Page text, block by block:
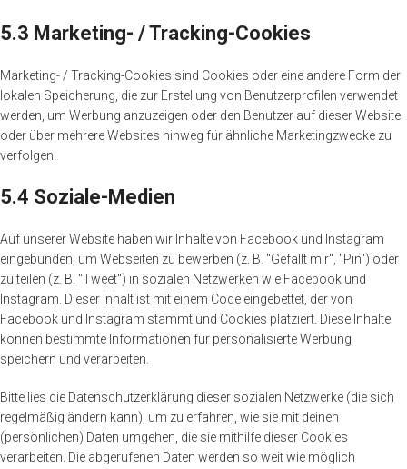
5.3 Marketing- / Tracking-Cookies
Marketing- / Tracking-Cookies sind Cookies oder eine andere Form der
lokalen Speicherung, die zur Erstellung von Benutzerprofilen verwendet
werden, um Werbung anzuzeigen oder den Benutzer auf dieser Website
oder über mehrere Websites hinweg für ähnliche Marketingzwecke zu
verfolgen.
5.4 Soziale-Medien
Auf unserer Website haben wir Inhalte von Facebook und Instagram
eingebunden, um Webseiten zu bewerben (z. B. "Gefällt mir", "Pin") oder
zu teilen (z. B. "Tweet") in sozialen Netzwerken wie Facebook und
Instagram. Dieser Inhalt ist mit einem Code eingebettet, der von
Facebook und Instagram stammt und Cookies platziert. Diese Inhalte
können bestimmte Informationen für personalisierte Werbung
speichern und verarbeiten.
Bitte lies die Datenschutzerklärung dieser sozialen Netzwerke (die sich
regelmäßig ändern kann), um zu erfahren, wie sie mit deinen
(persönlichen) Daten umgehen, die sie mithilfe dieser Cookies
verarbeiten. Die abgerufenen Daten werden so weit wie möglich